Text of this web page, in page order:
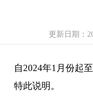
更新日期：
自2024年1月份起至
特此说明。